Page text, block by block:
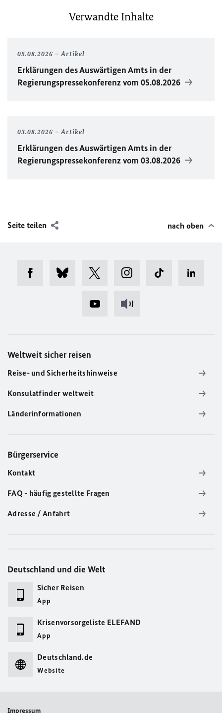
Verwandte Inhalte
05.08.2026 Artikel
Erklärungen des Auswärtigen Amts in der
Regierungspressekonferenz vom 05.08.2026
03.08.2026 Artikel
Erklärungen des Auswärtigen Amts in der
Regierungspressekonferenz vom 03.08.2026
Seite teilen nach oben
Weltweit sicher reisen
Reise- und Sicherheitshinweise
Konsulatfinder weltweit
Länderinformationen
Bürgerservice
Kontakt
FAQ - häufig gestellte Fragen
Adresse / Anfahrt
Deutschland und die Welt
Sicher Reisen
App
Krisenvorsorgeliste ELEFAND
App
Deutschland.de
Website
Impressum